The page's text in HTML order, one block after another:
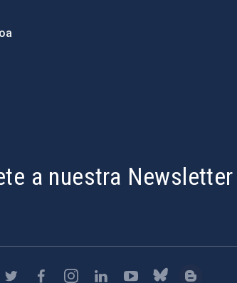
a nuestra Newsletter